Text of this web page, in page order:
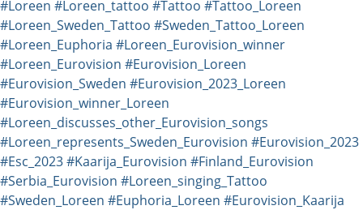
#Loreen #Loreen_tattoo #Tattoo #Tattoo_Loreen
#Loreen_Sweden_Tattoo #Sweden_Tattoo_Loreen
#Loreen_Euphoria #Loreen_Eurovision_winner
#Loreen_Eurovision #Eurovision_Loreen
#Eurovision_Sweden #Eurovision_2023_Loreen
#Eurovision_winner_Loreen
#Loreen_discusses_other_Eurovision_songs
#Loreen_represents_Sweden_Eurovision #Eurovision_2023
#Esc_2023#Kaarija_Eurovision #Finland_Eurovision
#Serbia_Eurovision #Loreen_singing_Tattoo
#Sweden_Loreen #Euphoria_Loreen #Eurovision_Kaarija